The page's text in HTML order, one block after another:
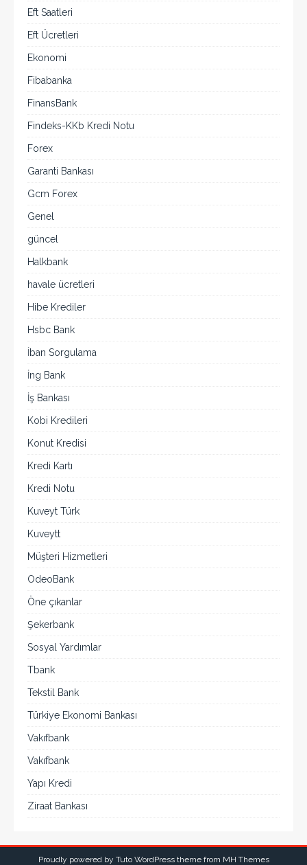
Eft Saatleri
Eft Ücretleri
Ekonomi
Fibabanka
FinansBank
Findeks-KKb Kredi Notu
Forex
Garanti Bankası
Gcm Forex
Genel
güncel
Halkbank
havale ücretleri
Hibe Krediler
Hsbc Bank
İban Sorgulama
İng Bank
İş Bankası
Kobi Kredileri
Konut Kredisi
Kredi Kartı
Kredi Notu
Kuveyt Türk
Kuveytt
Müşteri Hizmetleri
OdeoBank
Öne çıkanlar
Şekerbank
Sosyal Yardımlar
Tbank
Tekstil Bank
Türkiye Ekonomi Bankası
Vakıfbank
Vakıfbank
Yapı Kredi
Ziraat Bankası
Proudly powered by Tuto WordPress theme from MH Themes